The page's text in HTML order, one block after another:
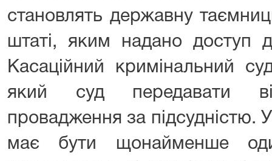
становлять державну
штаті, яким надано доступ
Касаційний кримінальний
який суд передавати
провадження за підсудністю.
має бути щонайменше